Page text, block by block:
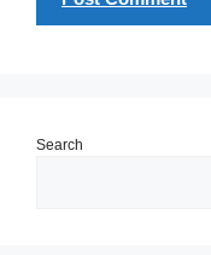
Search